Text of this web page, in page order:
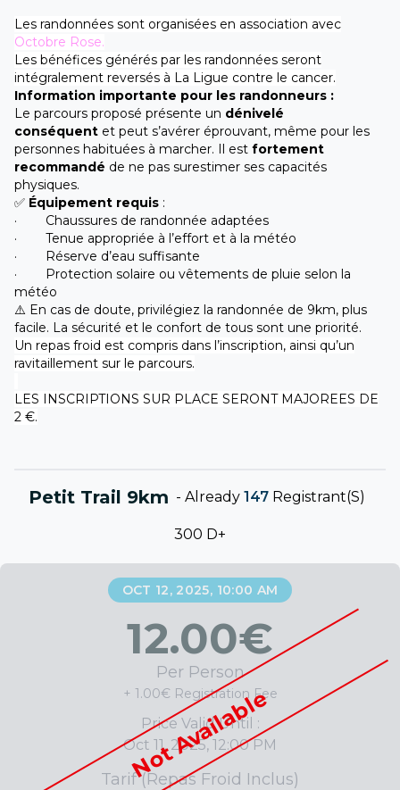
Les randonnées sont organisées en association avec
Octobre Rose.
Les bénéfices générés par les randonnées seront
intégralement reversés à La Ligue contre le cancer.
Information importante pour les randonneurs :
Le parcours proposé présente un dénivelé
conséquent et peut s’avérer éprouvant, même pour les
personnes habituées à marcher. Il est fortement
recommandé de ne pas surestimer ses capacités
physiques.
✅ Équipement requis :
· Chaussures de randonnée adaptées
· Tenue appropriée à l’effort et à la météo
· Réserve d’eau suffisante
· Protection solaire ou vêtements de pluie selon la
météo
⚠️ En cas de doute, privilégiez la randonnée de 9km, plus
facile. La sécurité et le confort de tous sont une priorité.
Un repas froid est compris dans l’inscription, ainsi qu’un
ravitaillement sur le parcours.
LES INSCRIPTIONS SUR PLACE SERONT MAJOREES DE
2 €.
Petit Trail 9km - Already 147 Registrant(s)
300 D+
Not Available
OCT 12, 2025, 10:00 AM
12.00€
Per Person
+ 1.00€ Registration Fee
Price Valid Until :
Oct 11, 2025, 12:00 PM
Tarif (repas Froid Inclus)